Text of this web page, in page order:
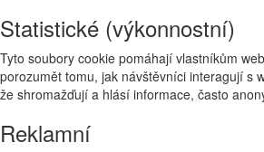
Statistické (výkonnostní)
Tyto soubory cookie pomáhají vlastníkům
porozumět tomu, jak návštěvníci interagují s
že shromažďují a hlásí informace, často
Reklamní